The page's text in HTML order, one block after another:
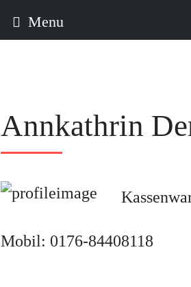
Menu
Annkathrin
Mobil: 0176-84408118